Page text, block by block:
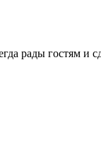
рады гостям и